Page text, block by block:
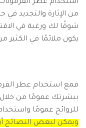
استخدام عطر الفرمونات
من الإثارة والتجديد
شوقًا لك ورغبة في
يكون ملائمًا في الكثير
فمع استخدام عطر
ببشرتك عمومًا من
للروائح عمومًا
ويمكن لبعض النصائح